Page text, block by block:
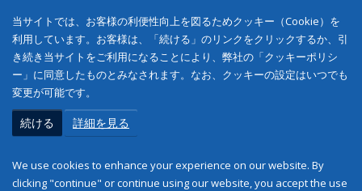
当サイトでは、お客様の利便性向上を図るためクッキー（Cookie）を
利用しています。お客様は、「続ける」のリンクをクリックするか、引
き続き当サイトをご利用になることにより、弊社の「クッキーポリシ
ー」に同意したものとみなされます。なお、クッキーの設定はいつでも
変更が可能です。
続ける 詳細を見る
We use cookies to enhance your experience on our website. By
clicking "continue" or continue using our website, you accept the use